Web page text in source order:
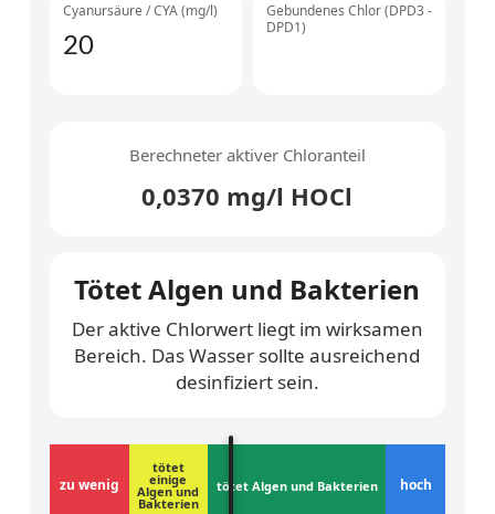
Cyanursäure / CYA (mg/l)
Gebundenes Chlor (DPD3 -
DPD1)
Berechneter aktiver Chloranteil
0,0370 mg/l HOCl
Tötet Algen und Bakterien
Der aktive Chlorwert liegt im wirksamen
Bereich. Das Wasser sollte ausreichend
desinfiziert sein.
zu wenig
tötet
einige
Algen und
Bakterien
tötet Algen und Bakterien hoch